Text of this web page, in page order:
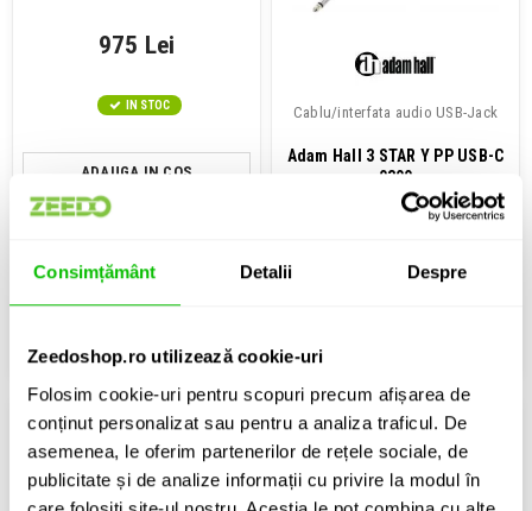
Consimțământ Detalii Despre
Zeedoshop.ro utilizează cookie-uri
Folosim cookie-uri pentru scopuri precum afișarea de
conținut personalizat sau pentru a analiza traficul. De
asemenea, le oferim partenerilor de rețele sociale, de
publicitate și de analize informații cu privire la modul în
975 Lei
IN STOC
ADAUGA IN COS
Cablu/interfata audio USB-Jack
Adam Hall 3 STAR Y PP USB-C
0300
70 Lei
IN STOC